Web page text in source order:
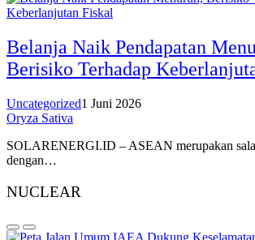
Belanja Naik Pendapatan
Berisiko Terhadap
Uncategorized1 Juni 2026
Oryza Sativa
SOLARENERGI.ID – ASEAN merupakan
dengan…
NUCLEAR